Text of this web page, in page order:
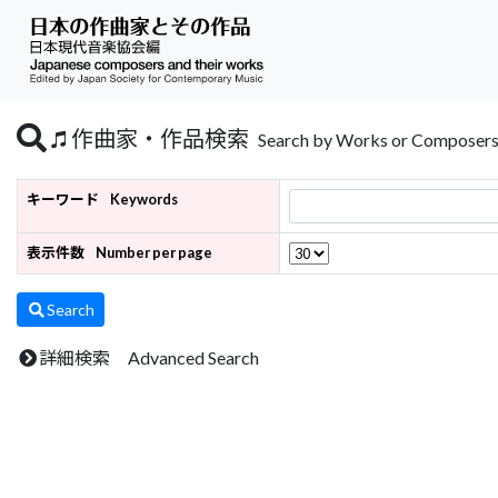
作曲家・作品検索 Search by Works or Composers
キーワード Keywords
表示件数 Number per page
Search
詳細検索 Advanced Search